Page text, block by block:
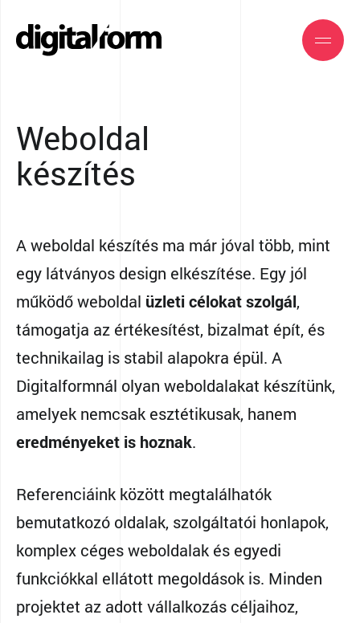
Weboldal
készítés
A weboldal készítés ma már jóval több, mint
egy látványos design elkészítése. Egy jól
működő weboldal üzleti célokat szolgál,
támogatja az értékesítést, bizalmat épít, és
technikailag is stabil alapokra épül. A
Digitalformnál olyan weboldalakat készítünk,
amelyek nemcsak esztétikusak, hanem
eredményeket is hoznak.
Referenciáink között megtalálhatók
bemutatkozó oldalak, szolgáltatói honlapok,
komplex céges weboldalak és egyedi
funkciókkal ellátott megoldások is. Minden
projektet az adott vállalkozás céljaihoz,